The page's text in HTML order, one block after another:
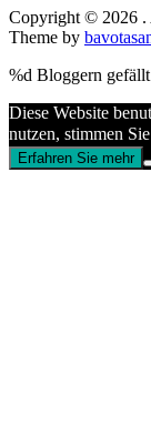
Copyright © 2026 .
Theme by
%d Bloggern gefällt
Diese Website
nutzen, stimmen
Erfahren Sie mehr